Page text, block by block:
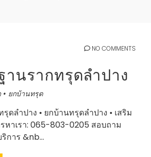
NO COMMENTS
นรากทรุดลำปาง
• ยกบ้านทรุด
ดลำปาง • ยกบ้านทรุดลำปาง • เสริม
รหาเรา: 065-803-0205 สอบถาม
การ &nb…